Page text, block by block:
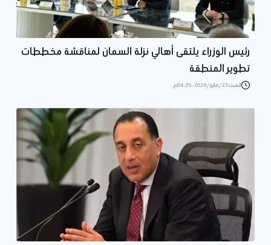
رئيس الوزراء يلتقى أهالي نزلة السمان لمناقشة مخططات
تطوير المنطقة
السبت 23/مايو/2026 - 04:35 م